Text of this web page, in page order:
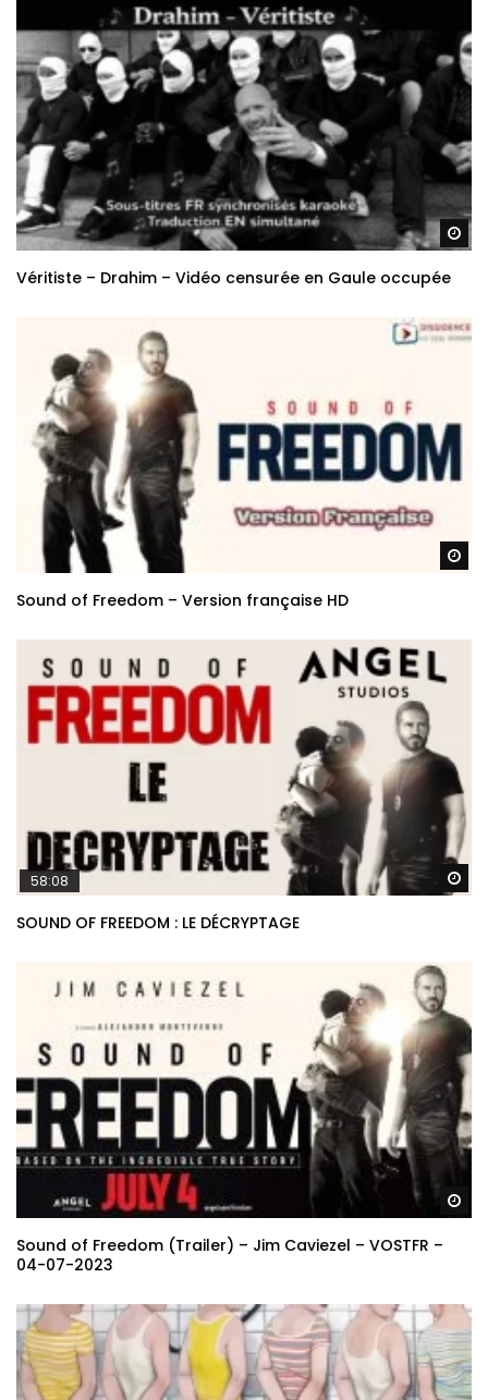
Véritiste – Drahim – Vidéo censurée en Gaule occupée
Sound of Freedom – Version française HD
58:08
SOUND OF FREEDOM : LE DÉCRYPTAGE
Sound of Freedom (Trailer) – Jim Caviezel – VOSTFR –
04-07-2023